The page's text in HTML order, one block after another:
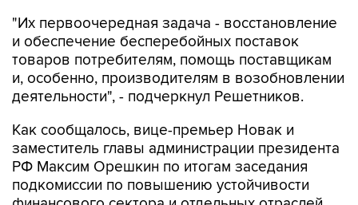
"Их первоочередная задача - восстановление
и обеспечение бесперебойных поставок
товаров потребителям, помощь поставщикам
и, особенно, производителям в возобновлении
деятельности", - подчеркнул Решетников.
Как сообщалось, вице-премьер Новак и
заместитель главы администрации президента
РФ Максим Орешкин по итогам заседания
подкомиссии по повышению устойчивости